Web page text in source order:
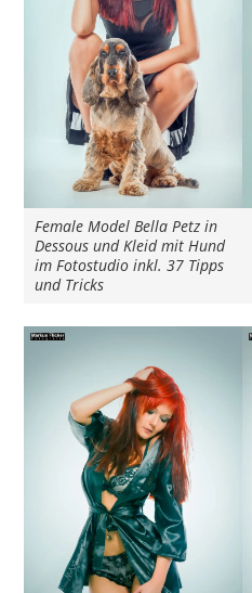
Female Model Bella Petz in
Dessous und Kleid mit Hund
im Fotostudio inkl. 37 Tipps
und Tricks